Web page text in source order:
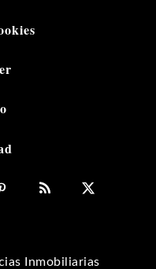
Inmobiliarias